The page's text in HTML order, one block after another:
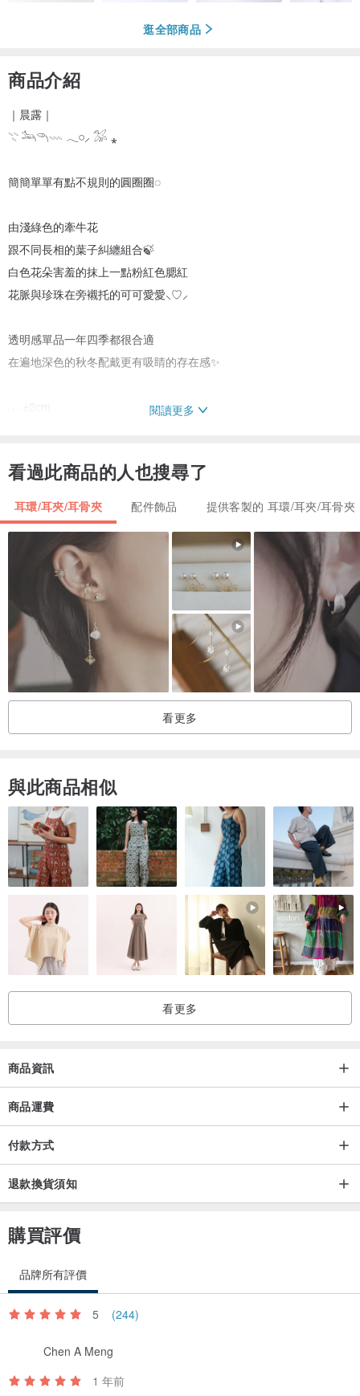
逛全部商品
商品介紹
｜晨露｜
𓇢 𓃢𓆹𓇠 𓂃𓏸⸝ 𓅮 ⁎
簡簡單單有點不規則的圓圈圈◌
由淺綠色的牽牛花
跟不同長相的葉子糾纏組合🍃
白色花朵害羞的抹上一點粉紅色腮紅
花脈與珍珠在旁襯托的可可愛愛‪⸜♡⸝‍‬
透明感單品一年四季都很合適
在遍地深色的秋冬配戴更有吸睛的存在感✨
￤注 意 事 項￤
同，花材也會有自然生長的顏色、形狀、方向性差異，或於製作過程
中產生些微氣泡，每個商品皆獨一無二。
⋅ 花材及樹脂材質請避免長時日照或潮濕環境，因溫度及使用狀況而造
成部份褪色屬正常現象，建議平時防潮保存於夾鏈袋中，並請注意避
免壓損立體造型。
⋅ 表面若有髒污時，請使用棉花棒沾取清水輕拭即可，為避免造型損壞
產生刮痕及變色，請勿使用酒精及衛生紙擦拭。
⋅ 耳環可另選夾式，依照商品造型決定更換為螺旋夾或彈簧夾（如有特
別指定請在備註告知），部份商品無法更換為夾式。
Thank you for loving us ♡
Instagram @accessoriesbyleaf 「回家作葉」
更多活動及新品不定時更新
歡迎訊息討論訂製專屬飾品 ᐧ༚̮ᐧ
閱讀更多
看過此商品的人也搜尋了
耳環/耳夾/耳骨夾 配件飾品 提供客製的 耳環/耳夾/耳骨夾
看更多
與此商品相似
看更多
商品資訊
商品運費
付款方式
退款換貨須知
購買評價
品牌所有評價
5 (244)
Chen A Meng
1 年前